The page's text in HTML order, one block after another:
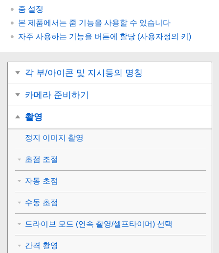
줌 설정
본 제품에서는 줌 기능을 사용할 수 있습니다
자주 사용하는 기능을 버튼에 할당 (사용자정의 키 )
각 부/아이콘 및 지시등의 명칭
카메라 준비하기
촬영
정지 이미지 촬영
초점 조절
자동 초점
수동 초점
드라이브 모드 (연속 촬영/셀프타이머) 선택
간격 촬영